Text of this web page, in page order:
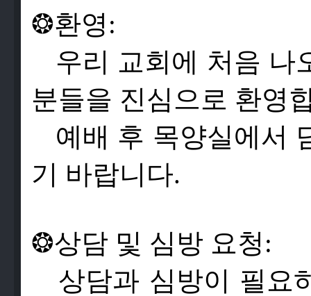
❂환영:
우리 교회에 처음 나
분들을 진심으로 환영
예배 후 목양실에서
기 바랍니다.
❂상담 및 심 방 요청:
상담과 심 방이 필 요